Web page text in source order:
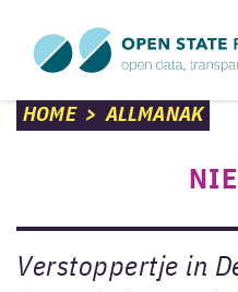
HOME>ALLMANAK
Verstoppertje in